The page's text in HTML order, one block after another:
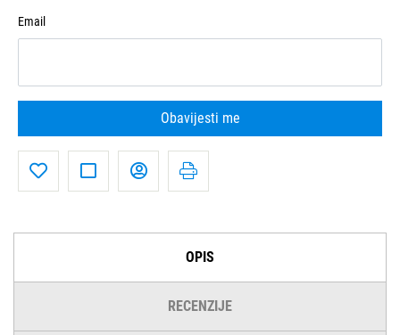
Email
Obavijesti me
OPIS
RECENZIJE